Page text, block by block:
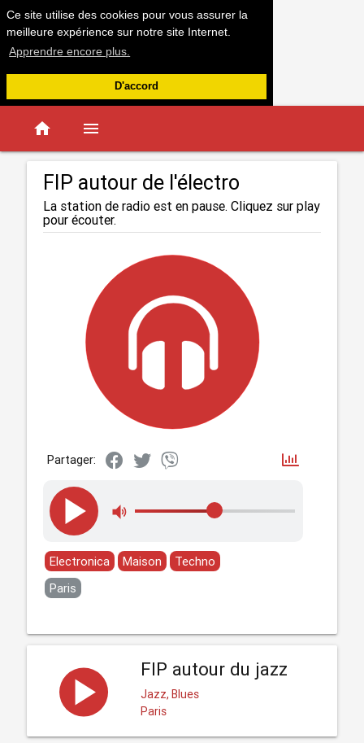
Ce site utilise des cookies pour vous assurer la
meilleure expérience sur notre site Internet.
Apprendre encore plus.
D'accord
home menu
FIP autour de l'électro
La station de radio est en pause. Cliquez sur play
pour écouter.
Partager:
Electronica Maison
Techno
Paris
FIP autour du jazz
Jazz, Blues
Paris